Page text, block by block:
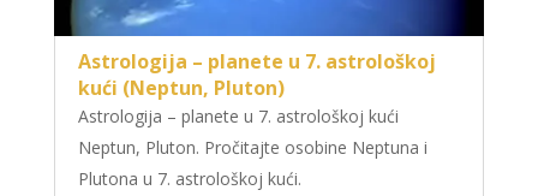
Astrologija – planete u 7. astrološkoj
kući (Neptun, Pluton)
Astrologija – planete u 7. astrološkoj kući
Neptun, Pluton. Pročitajte osobine Neptuna i
Plutona u 7. astrološkoj kući.